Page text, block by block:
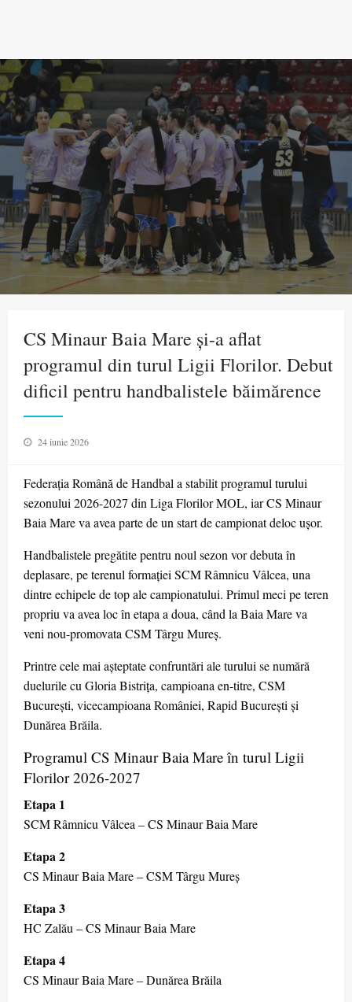
CS Minaur Baia Mare și-a aflat
programul din turul Ligii Florilor. Debut
dificil pentru handbalistele băimărence
Posted
24 iunie 2026
Federația Română de Handbal a stabilit programul turului
sezonului 2026-2027 din Liga Florilor MOL, iar CS Minaur
Baia Mare va avea parte de un start de campionat deloc ușor.
Handbalistele pregătite pentru noul sezon vor debuta în
deplasare, pe terenul formației SCM Râmnicu Vâlcea, una
dintre echipele de top ale campionatului. Primul meci pe teren
propriu va avea loc în etapa a doua, când la Baia Mare va
veni nou-promovata CSM Târgu Mureș.
Printre cele mai așteptate confruntări ale turului se numără
duelurile cu Gloria Bistrița, campioana en-titre, CSM
București, vicecampioana României, Rapid București și
Dunărea Brăila.
Programul CS Minaur Baia Mare în turul Ligii
Florilor 2026-2027
Etapa 1
SCM Râmnicu Vâlcea – CS Minaur Baia Mare
Etapa 2
CS Minaur Baia Mare – CSM Târgu Mureș
Etapa 3
HC Zalău – CS Minaur Baia Mare
Etapa 4
CS Minaur Baia Mare – Dunărea Brăila